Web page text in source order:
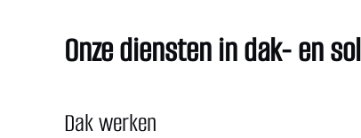
Onze diensten in dak- en
Dak werken